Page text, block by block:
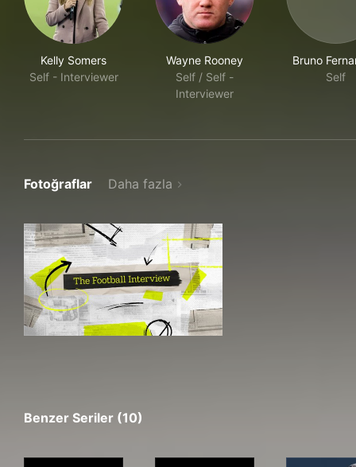
Kelly Somers
Self - Interviewer
Wayne Rooney
Self / Self -
Interviewer
Bruno
Self
Fotoğraflar Daha fazla
Benzer Seriler (10)